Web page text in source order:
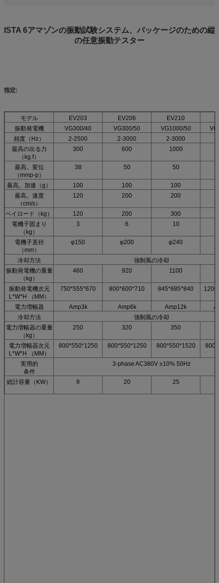
ISTA 6アマゾンの振動試験システム、パッケージのための縦
の任意振動テスター
指定:
モデル EV203 EV206 EV210
振動発電機
VG300/40 VG300/50 VG1000/50
頻度（Hz）
2-2500 2-3000 2-3000
最高の出る力
（kg.f）
300 600 1000
最高。変位
（mmp-p）
38 50 50
最高。加速（g） 100 100
100
最高。速度
（cm/s）
120 200 200
ペイロード（kg） 120 200
300
電機子固まり
（kg）
3 6 10
電機子直径
（mm）
φ150 φ200 φ240
冷却方法
強制風の冷却
振動発電機の重量
（kg）
460 920 1100
振動発電機次元
L*W*H （MM）
750*555*670 800*600*710 845*685*840
電力増幅器 Amp3k Amp6k Amp12k
冷却方法
強制風の冷却
電力増幅器の重量
（kg）
250 320 350
電力増幅器次元
L*W*H （MM）
800*550*1250 800*550*1250 800*550*1520
実用的
条件
3-phase AC380V ±10% 50Hz
総計容量（KW） 9 20 25